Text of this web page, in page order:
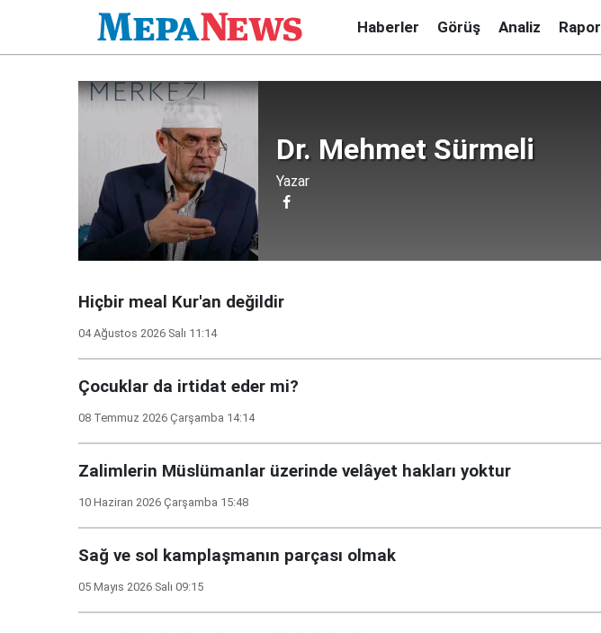
Haberler Görüş Analiz Rapor
Dr. Mehmet Sürmeli
Yazar
Hiçbir meal Kur'an değildir
04 Ağustos 2026 Salı 11:14
Çocuklar da irtidat eder mi?
08 Temmuz 2026 Çarşamba 14:14
Zalimlerin Müslümanlar üzerinde velâyet hakları yoktur
10 Haziran 2026 Çarşamba 15:48
Sağ ve sol kamplaşmanın parçası olmak
05 Mayıs 2026 Salı 09:15